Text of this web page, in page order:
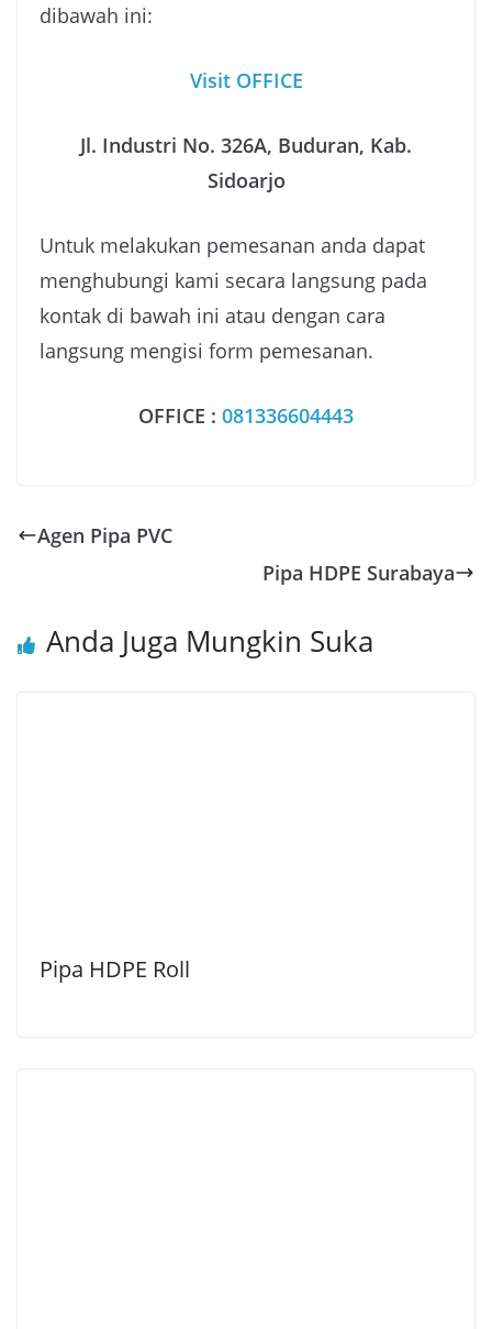
dibawah ini:
Visit OFFICE
Jl. Industri No. 326A, Buduran, Kab.
Sidoarjo
Untuk melakukan pemesanan anda dapat
menghubungi kami secara langsung pada
kontak di bawah ini atau dengan cara
langsung mengisi form pemesanan.
OFFICE : 081336604443
Agen Pipa PVC
Pipa HDPE Surabaya
Anda Juga Mungkin Suka
Pipa HDPE Roll